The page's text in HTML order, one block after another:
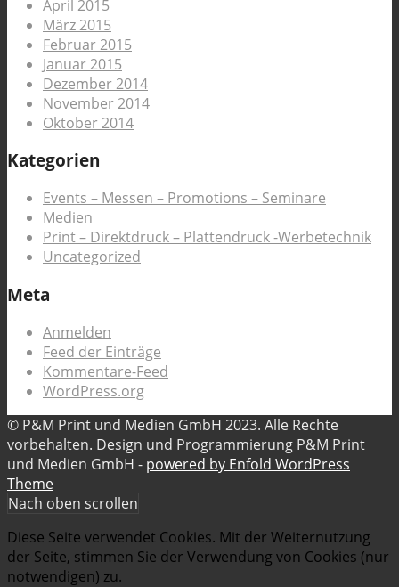
April 2015
März 2015
Februar 2015
Januar 2015
Dezember 2014
November 2014
Oktober 2014
Kategorien
Events – Messen – Promotions – Seminare
Medien
Print – Direktdruck – Plattendruck -Werbetechnik
Uncategorized
Meta
Anmelden
Feed der Einträge
Kommentare-Feed
WordPress.org
© P&M Print und Medien GmbH 2023. Alle Rechte
vorbehalten. Design und Programmierung P&M Print
und Medien GmbH - powered by Enfold WordPress
Theme
Nach oben scrollen
Diese Seite verwendet Cookies. Mit der Weiternutzung
der Seite, stimmen Sie der Verwendung von Cookies (nur
notwendigen) zu.